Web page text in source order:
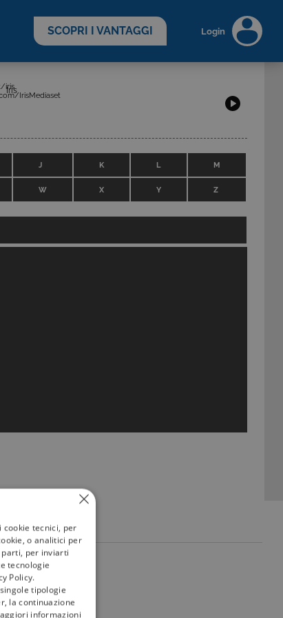
SCOPRI I VANTAGGI Login
Iris
iris
IrisMediaset
J K L M
W X Y Z
my
tecnici, per
o analitici per
per inviarti
tecnologie
Policy.
tipologie
la continuazione
informazioni